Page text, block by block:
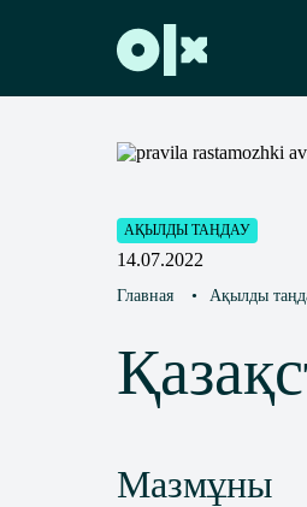
АҚЫЛДЫ ТАҢДАУ
14.07.2022
Главная • Ақылды
Мазмұны